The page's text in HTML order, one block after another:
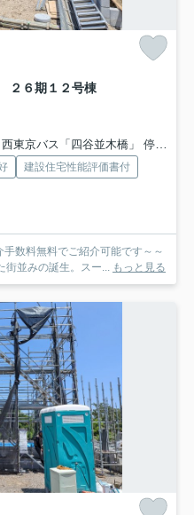
２６期１２号棟
京バス「四谷並木橋」 停歩2分
建設住宅性能評価書付
数料無料でご紹介可能です～～
並みの誕生。スー...
もっと見る